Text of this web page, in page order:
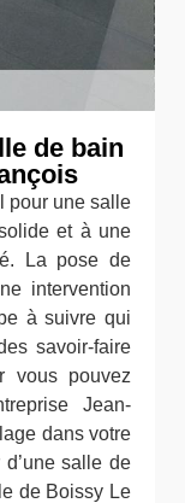
de bain
pour une salle
et à une
La pose de
intervention
à suivre qui
savoir-faire
vous pouvez
Jean-
dans votre
salle de
de Boissy Le